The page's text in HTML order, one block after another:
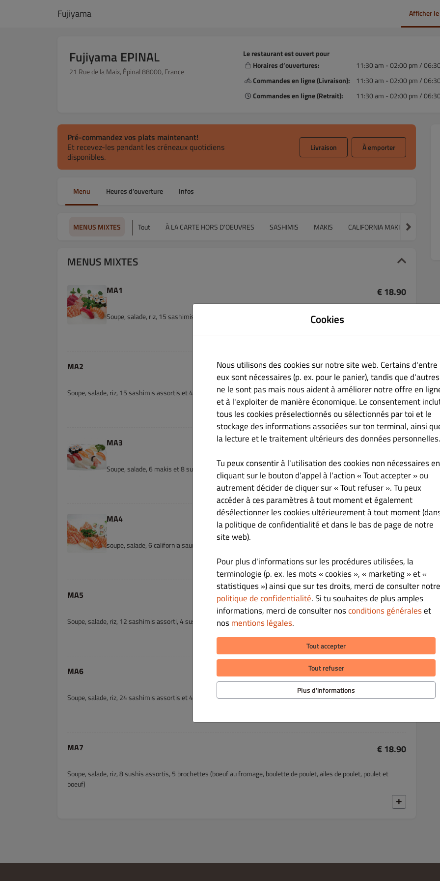
Fujiyama Afficher
Fujiyama EPINAL
21 Rue de la Maix, Épinal 88000, France
Le restaurant est ouvert pour
Horaires d’ouvertures:
11:30 am - 02:00 pm /
Commandes en ligne (Livraison):
11:30 am - 02:00 pm /
Commandes en ligne (Retrait):
11:30 am - 02:00 pm /
Pré-commandez vos plats maintenant!
Et recevez-les pendant les créneaux quotidiens
disponibles.
Livraison À emporter
Menu Heures d’ouverture Infos
MENUS MIXTES Tout À LA CARTE HORS D'OEUVRES SASHIMIS MAKIS CALIFORNIA MAKI
MENUS MIXTES
MA1 € 18.90
Soupe, salade, riz, 15 sashimis, 6 makis et 4 sushis.
MA2 € 16.50
Soupe, salade, riz, 15 sashimis assortis et 4 sushis assortis.
MA3 € 18.50
Soupe, salade, 6 makis et 8 sushis assortis.
MA4 € 17.90
soupe, salade, 6 california saumons avocats, 3 sushis saumons et 12 sashimis saumons.
MA5 € 18.90
Soupe, salade, riz, 12 sashimis assorti, 4 sushis assortis et 4 brochettes.
MA6
Soupe, salade, riz, 24 sashimis assortis et 4 brochettes.
MA7 € 18.90
Soupe, salade, riz, 8 sushis assortis, 5 brochettes (boeuf au fromage, boulette de poulet, ailes de poulet, poulet et
boeuf)
Cookies
Nous utilisons des cookies sur notre site web. Certains d'entre
eux sont nécessaires (p. ex. pour le panier), tandis que d'autres
ne le sont pas mais nous aident à améliorer notre offre en
et à l'exploiter de manière économique. Le consentement
tous les cookies préselectionnés ou sélectionnés par toi et le
stockage des informations associées sur ton terminal, ainsi
la lecture et le traitement ultérieurs des données personnelles.
Tu peux consentir à l'utilisation des cookies non nécessaires en
cliquant sur le bouton d'appel à l'action « Tout accepter » ou
autrement décider de cliquer sur « Tout refuser ». Tu peux
accéder à ces paramètres à tout moment et également
désélectionner les cookies ultérieurement à tout moment
la politique de confidentialité et dans le bas de page de notre
site web).
Pour plus d'informations sur les procédures utilisées, la
terminologie (p. ex. les mots « cookies », « marketing » et «
statistiques ») ainsi que sur tes droits, merci de consulter notre
politique de confidentialité. Si tu souhaites de plus amples
informations, merci de consulter nosconditions généraleset
nosmentions légales.
Tout accepter
Tout refuser
Plus d'informations